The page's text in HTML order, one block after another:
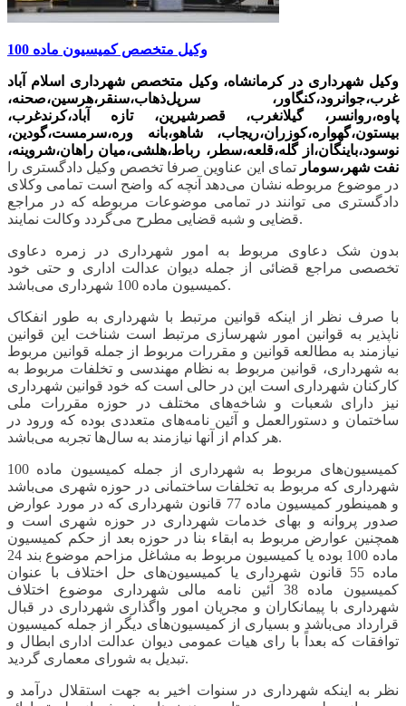
وکیل متخصص کمیسیون ماده 100
وکیل شهرداری در کرمانشاه، وکیل متخصص شهرداری اسلام آباد
غرب،جوانرود،کنگاور، سرپل‌ذهاب،سنقر،هرسین،صحنه،
پاوه،روانسر، گیلانغرب، قصرشیرین، تازه آباد،کرندغرب،
بیستون،گهواره،کوزران،ریجاب، شاهو،بانه وره،سرمست،گودین،
نوسود،باینگان،از گله،قلعه،سطر، رباط،هلشی،میان راهان،شروینه،
نفت شهر،سومار‌ تمای این عناوین صرفا تخصص وکیل دادگستری را
در موضوع مربوطه نشان می‌دهد آنچه که واضح است تمامی وکلای
دادگستری می توانند در تمامی موضوعات مربوطه که در مراجع
قضایی و شبه قضایی مطرح می‌گردد وکالت نمایند.
بدون شک دعاوی مربوط به امور شهرداری در زمره دعاوی
تخصصی مراجع قضائی از جمله دیوان عدالت اداری و حتی خود
کمیسیون ماده 100 شهرداری می‌باشد.
با صرف نظر از اینکه قوانین مرتبط با شهرداری به طور انفکاک
ناپذیر به قوانین امور شهرسازی مرتبط است شناخت این قوانین
نیازمند به مطالعه قوانین و مقررات مربوط از جمله قوانین مربوط
به شهرداری، قوانین مربوط به نظام مهندسی و تخلفات مربوط به
کارکنان شهرداری است این در حالی است که خود قوانین شهرداری
نیز دارای شعبات و شاخه‌های مختلف در حوزه مقررات ملی
ساختمان و دستورالعمل و آئین نامه‌های متعددی بوده که ورود در
هر کدام از آنها نیازمند به سال‌ها تجربه می‌باشد.
کمیسیون‌های مربوط به شهرداری از جمله کمیسیون ماده 100
شهرداری که مربوط به تخلفات ساختمانی در حوزه شهری می‌باشد
و همینطور کمیسیون ماده 77 قانون شهرداری که در مورد عوارض
صدور پروانه و بهای خدمات شهرداری در حوزه شهری است و
همچنین عوارض مربوط به ابقاء بنا در حوزه بعد از حکم کمیسیون
ماده 100 بوده یا کمیسیون مربوط به مشاغل مزاحم موضوع بند 24
ماده 55 قانون شهرداری یا کمیسیون‌های حل اختلاف با عنوان
کمیسیون ماده 38 آئین نامه مالی شهرداری موضوع اختلاف
شهرداری با پیمانکاران و مجریان امور واگذاری شهرداری در قبال
قرارداد می‌باشد و بسیاری از کمیسیون‌های دیگر از جمله کمیسیون
توافقات که بعداً با رای هیات عمومی دیوان عدالت اداری ابطال و
تبدیل به شورای معماری گردید.
نظر به اینکه شهرداری در سنوات اخیر به جهت استقلال درآمد و